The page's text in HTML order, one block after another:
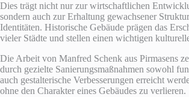
Dies trägt nicht nur zur wirtschaftlichen
sondern auch zur Erhaltung gewachsener
Identitäten. Historische Gebäude prägen das
vieler Städte und stellen einen wichtigen
Die Arbeit von Manfred Schenk aus Pirmasens
durch gezielte Sanierungsmaßnahmen sowohl
auch gestalterische Verbesserungen erreicht
ohne den Charakter eines Gebäudes zu verlieren.